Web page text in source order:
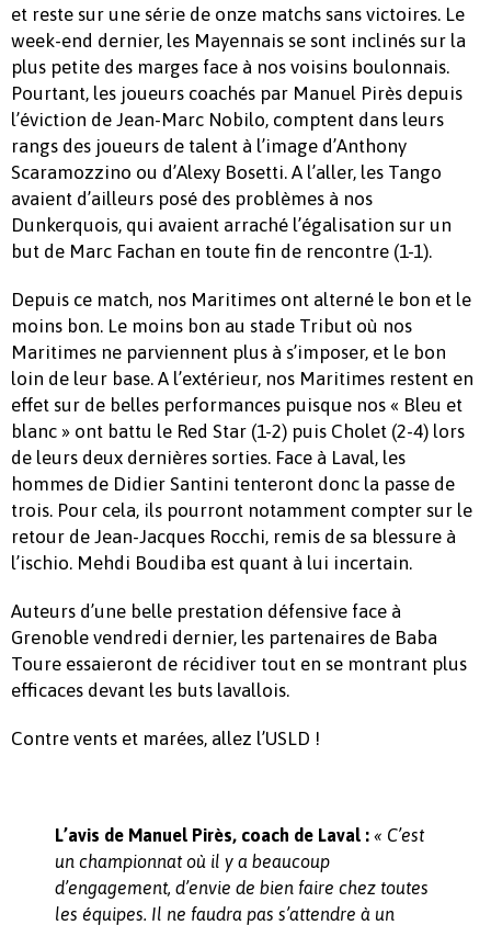
et reste sur une série de onze matchs sans victoires. Le
week-end dernier, les Mayennais se sont inclinés sur la
plus petite des marges face à nos voisins boulonnais.
Pourtant, les joueurs coachés par Manuel Pirès depuis
l’éviction de Jean-Marc Nobilo, comptent dans leurs
rangs des joueurs de talent à l’image d’Anthony
Scaramozzino ou d’Alexy Bosetti. A l’aller, les Tango
avaient d’ailleurs posé des problèmes à nos
Dunkerquois, qui avaient arraché l’égalisation sur un
but de Marc Fachan en toute fin de rencontre (1-1).
Depuis ce match, nos Maritimes ont alterné le bon et le
moins bon. Le moins bon au stade Tribut où nos
Maritimes ne parviennent plus à s’imposer, et le bon
loin de leur base. A l’extérieur, nos Maritimes restent en
effet sur de belles performances puisque nos « Bleu et
blanc » ont battu le Red Star (1-2) puis Cholet (2-4) lors
de leurs deux dernières sorties. Face à Laval, les
hommes de Didier Santini tenteront donc la passe de
trois. Pour cela, ils pourront notamment compter sur le
retour de Jean-Jacques Rocchi, remis de sa blessure à
l’ischio. Mehdi Boudiba est quant à lui incertain.
Auteurs d’une belle prestation défensive face à
Grenoble vendredi dernier, les partenaires de Baba
Toure essaieront de récidiver tout en se montrant plus
efficaces devant les buts lavallois.
Contre vents et marées, allez l’USLD !
L’avis de Manuel Pirès, coach de Laval : « C’est
un championnat où il y a beaucoup
d’engagement, d’envie de bien faire chez toutes
les équipes. Il ne faudra pas s’attendre à un